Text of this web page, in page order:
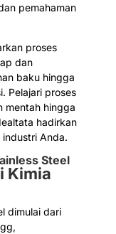
pemahaman
proses
dan
baku hingga
Pelajari proses
mentah hingga
hadirkan
Anda.
Steel
Kimia
dimulai dari